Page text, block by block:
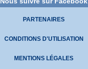
PARTENAIRES
CONDITIONS D'UTILISATION
MENTIONS LÉGALES